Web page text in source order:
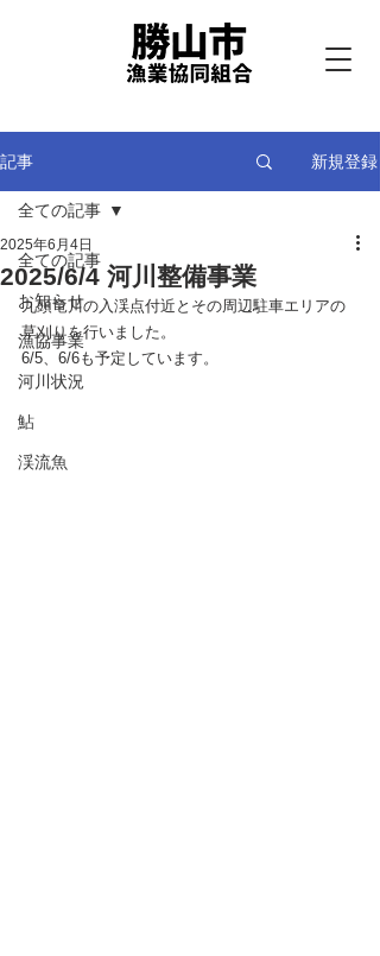
記事 新規登録
全ての記事
お知らせ
漁協事業
河川状況
鮎
渓流魚
全ての記事
2025/6/4 河川整備事業
2025年6月4日
九頭竜川の入渓点付近とその周辺駐車エリアの
草刈りを行いました。
6/5、6/6も予定しています。